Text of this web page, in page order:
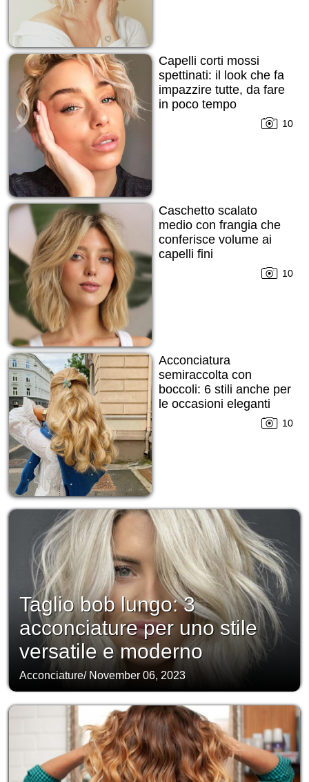
Capelli corti mossi
spettinati: il look che fa
impazzire tutte, da fare
in poco tempo
10
Caschetto scalato
medio con frangia che
conferisce volume ai
capelli fini
10
Acconciatura
semiraccolta con
boccoli: 6 stili anche per
le occasioni eleganti
10
Taglio bob lungo: 3
acconciature per uno stile
versatile e moderno
Acconciature/ November 06, 2023